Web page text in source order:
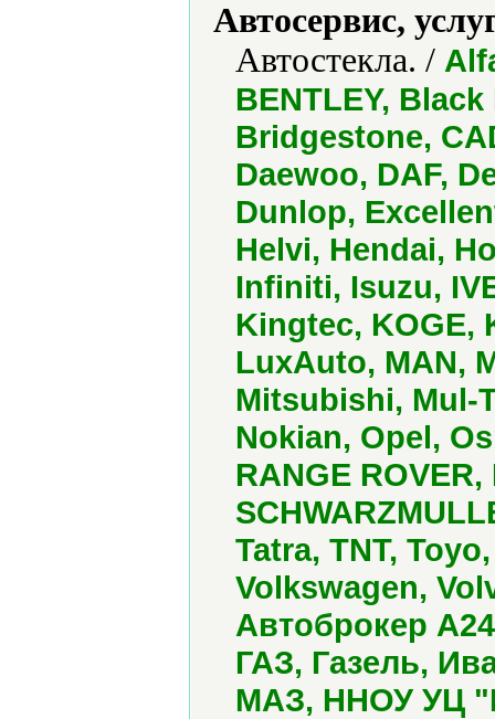
Автосервис,
Автостекла. /
BENTLEY,
Bridgestone,
Daewoo, DAF,
Dunlop,
Helvi, Hendai,
Infiniti, Isuzu,
Kingtec, KOGE,
LuxAuto, MAN,
Mitsubishi, Mul-
Nokian, Opel,
RANGE
Tatra, TNT,
Volkswagen,
Автоброкер
ГАЗ, Газель,
МАЗ, ННОУ УЦ